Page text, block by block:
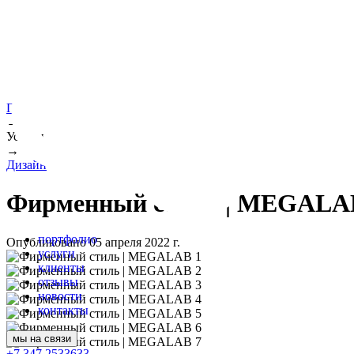
портфолио
услуги
клиенты
отзывы
новости
контакты
мы на связи
Портфолио
→
Услуги
→
Дизайн
Фирменный стиль |
Опубликовано 05 апреля 2022 г.